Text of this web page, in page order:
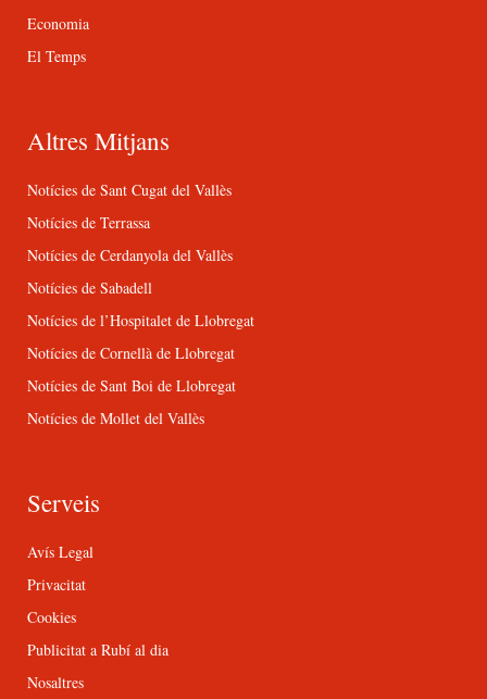
Economia
El Temps
Altres Mitjans
Notícies de Sant Cugat del Vallès
Notícies de Terrassa
Notícies de Cerdanyola del Vallès
Notícies de Sabadell
Notícies de l’Hospitalet de Llobregat
Notícies de Cornellà de Llobregat
Notícies de Sant Boi de Llobregat
Notícies de Mollet del Vallès
Serveis
Avís Legal
Privacitat
Cookies
Publicitat a Rubí al dia
Nosaltres